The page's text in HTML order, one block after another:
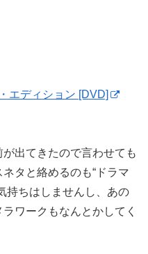
エディション [DVD]
出てきたので言わせても
タと絡めるのも“ドラマ
持ちはしませんし、あの
ワークもなんとかしてく